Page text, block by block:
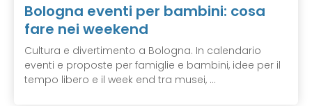
Bologna eventi per bambini: cosa
fare nei weekend
Cultura e divertimento a Bologna. In calendario
eventi e proposte per famiglie e bambini, idee per il
tempo libero e il week end tra musei, ...